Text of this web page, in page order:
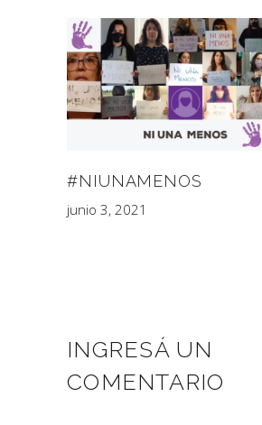
#NIUNAMENOS
junio 3, 2021
INGRESÁ UN
COMENTARIO